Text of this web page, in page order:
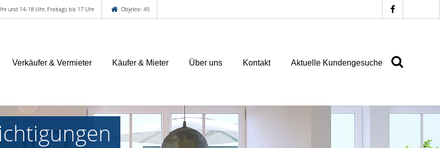
und 14-18 Uhr, Freitags bis 17 Uhr Objekte: 45
Verkäufer & Vermieter Käufer & Mieter Über uns Kontakt Aktuelle Kundengesuche